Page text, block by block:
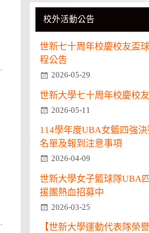
校外活動公告
世新七十周年校慶校友盃
程公告
2026-05-29
世新大學七十周年校慶校
2026-05-11
114學年度UBA女籃四強
名單及報到注意事項
2026-04-09
世新大學女子籃球隊UBA
援團熱血招募中
2026-03-25
【世新大學運動代表隊榮譽